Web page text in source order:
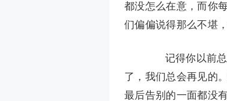
都没怎么在意，而你
们偏偏说得那么不堪
记得你以前总
了，我们总会再见的
最后告别的一面都没